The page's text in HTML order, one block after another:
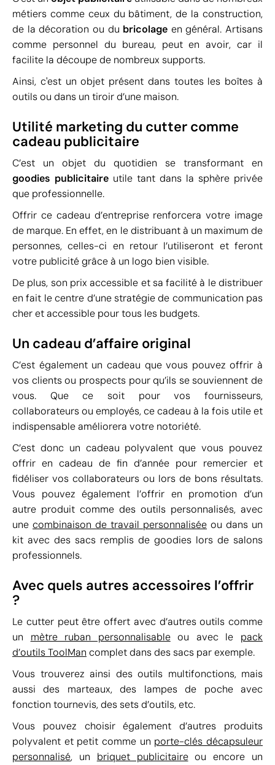
métiers comme ceux du bâtiment, de la construction,
de la décoration ou du bricolage en général. Artisans
comme personnel du bureau, peut en avoir, car il
facilite la découpe de nombreux supports.
Ainsi, c'est un objet présent dans toutes les boîtes à
outils ou dans un tiroir d’une maison.
Utilité marketing du cutter comme
cadeau publicitaire
C’est un objet du quotidien se transformant en
goodies publicitaire utile tant dans la sphère privée
que professionnelle.
Offrir ce cadeau d’entreprise renforcera votre image
de marque. En effet, en le distribuant à un maximum de
personnes, celles-ci en retour l’utiliseront et feront
votre publicité grâce à un logo bien visible.
De plus, son prix accessible et sa facilité à le distribuer
en fait le centre d’une stratégie de communication pas
cher et accessible pour tous les budgets.
Un cadeau d’affaire original
C’est également un cadeau que vous pouvez offrir à
vos clients ou prospects pour qu’ils se souviennent de
vous. Que ce soit pour vos fournisseurs,
collaborateurs ou employés, ce cadeau à la fois utile et
indispensable améliorera votre notoriété.
C’est donc un cadeau polyvalent que vous pouvez
offrir en cadeau de fin d’année pour remercier et
fidéliser vos collaborateurs ou lors de bons résultats.
Vous pouvez également l’offrir en promotion d’un
autre produit comme des outils personnalisés, avec
une combinaison de travail personnalisée ou dans un
kit avec des sacs remplis de goodies lors de salons
professionnels.
Avec quels autres accessoires l’offrir
?
Le cutter peut être offert avec d’autres outils comme
un mètre ruban personnalisableou avec le pack
d’outils ToolMan complet dans des sacs par exemple.
Vous trouverez ainsi des outils multifonctions, mais
aussi des marteaux, des lampes de poche avec
fonction tournevis, des sets d’outils, etc.
Vous pouvez choisir également d’autres produits
polyvalent et petit comme un porte-clés décapsuleur
personnalisé, un briquet publicitaireou encore un